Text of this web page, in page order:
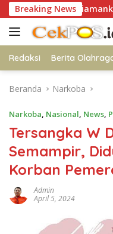
Langsung
ke
konten
Breaking News
Diamankan Terkait
Redaksi Berita
Beranda Narkoba
Narkoba, Nasional, News,
Tersangka W
Semampir,
Korban
Admin
April 5, 2024